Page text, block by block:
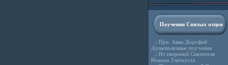
Поучения Святых отцов
.: Прп. Авва Дорофей
Душеполезные поучения
.: Из творений Святителя
Иоанна Златоуста